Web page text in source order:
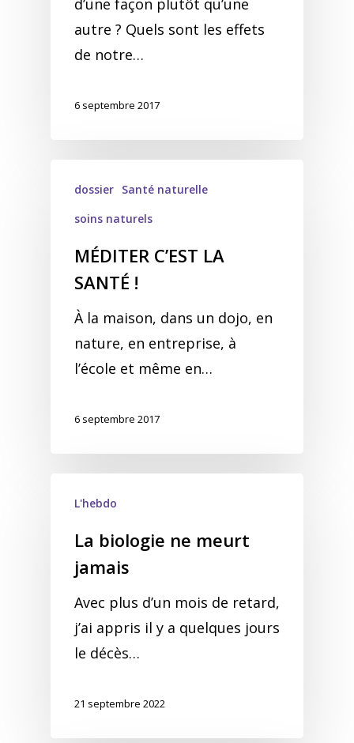
d’une façon plutôt qu’une
autre ? Quels sont les effets
de notre…
6 septembre 2017
dossier Santé naturelle
soins naturels
MÉDITER C’EST LA
SANTÉ !
À la maison, dans un dojo, en
nature, en entreprise, à
l’école et même en…
6 septembre 2017
L'hebdo
La biologie ne meurt
jamais
Avec plus d’un mois de retard,
j’ai appris il y a quelques jours
le décès…
21 septembre 2022